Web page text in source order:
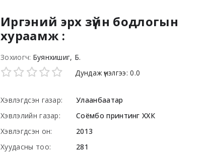
Иргэний эрх зүйн бодлогын
хураамж :
Зохиогч: Буянхишиг, Б.
Star ratings Дундаж үнэлгээ: 0.0
Хэвлэгдсэн газар:
Улаанбаатар
Хэвлэлийн газар:
Соёмбо принтинг ХХК
Хэвлэгдсэн он:
2013
Хуудасны тоо:
281